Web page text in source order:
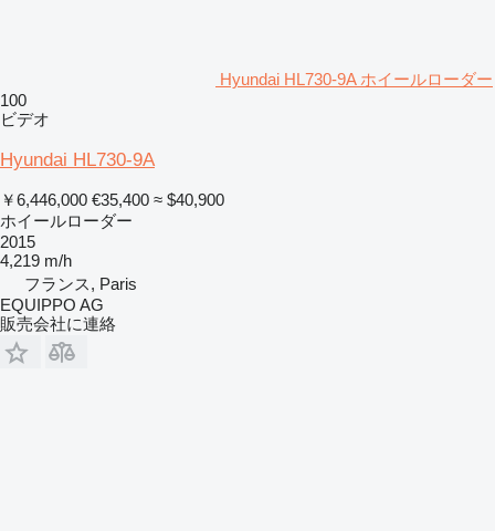
Hyundai HL730-9A ホイールローダー
100
ビデオ
Hyundai HL730-9A
￥6,446,000 €35,400 ≈ $40,900
ホイールローダー
2015
4,219 m/h
フランス, Paris
EQUIPPO AG
販売会社に連絡